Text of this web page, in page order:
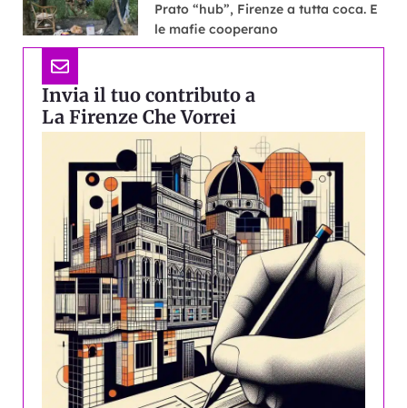
Prato “hub”, Firenze a tutta coca. E
le mafie cooperano
Invia il tuo contributo a
La Firenze Che Vorrei